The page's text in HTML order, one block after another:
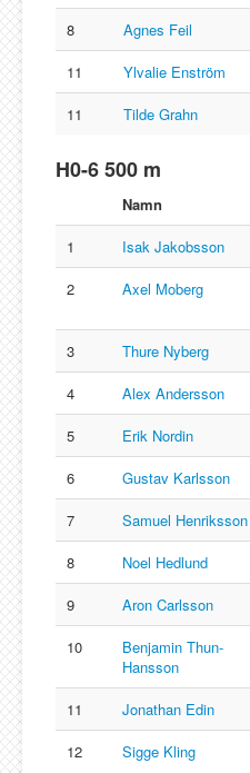
8
Agnes Feil
11
Ylvalie Enström
11
Tilde Grahn
H0-6 500 m
Namn
1
Isak Jakobsson
2
Axel Moberg
3
Thure Nyberg
4
Alex Andersson
5
Erik Nordin
6
Gustav Karlsson
7
Samuel Henriksson
8
Noel Hedlund
9
Aron Carlsson
10
Benjamin Thun-
Hansson
11 Jonathan Edin
12
Sigge Kling